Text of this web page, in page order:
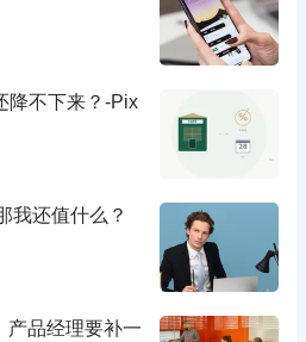
降不下来？-Pix
我还值什么？
产品经理要补一